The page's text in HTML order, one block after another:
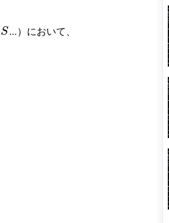
S…）において、